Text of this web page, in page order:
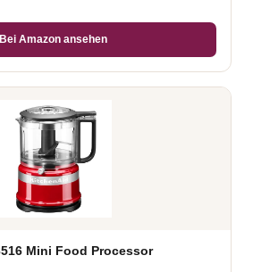
Bei Amazon ansehen
Mini Food Processor